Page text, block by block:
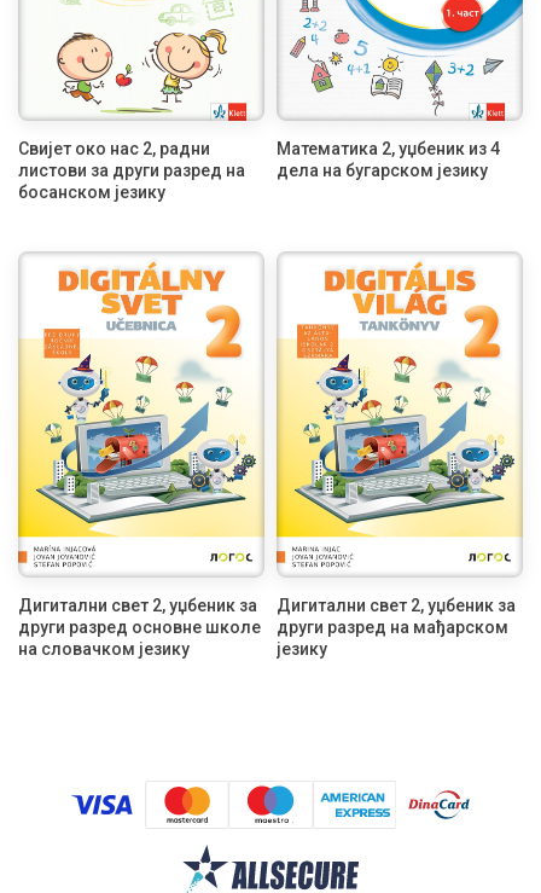
Свијет око нас 2, радни
листови за други разред на
босанском језику
Математика 2, уџбеник из 4
дела на бугарском језику
Дигитални свет 2, уџбеник за
други разред основне школе
на словачком језику
Дигитални свет 2, уџбеник за
други разред на мађарском
језику